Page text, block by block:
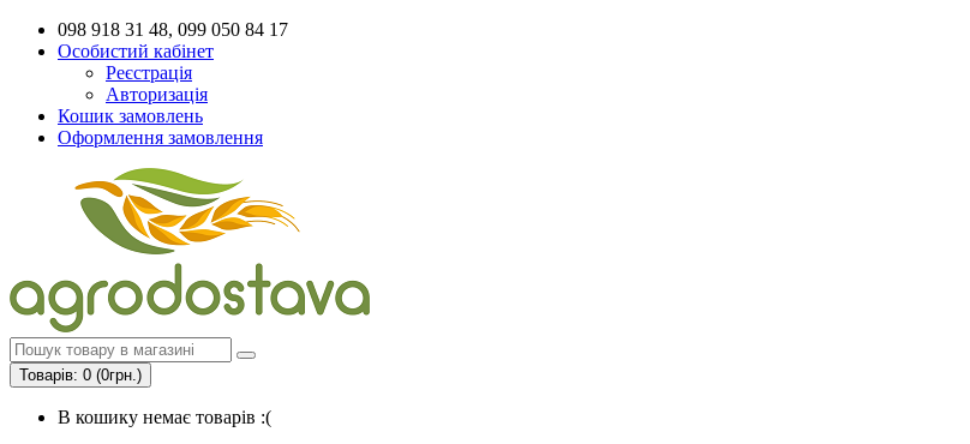
098 918 31 48, 099 050 84 17
Особистий кабінет
Реєстрація
Авторизація
Кошик замовлень
Оформлення замовлення
Товарів: 0 (0грн.)
В кошику немає товарів :(